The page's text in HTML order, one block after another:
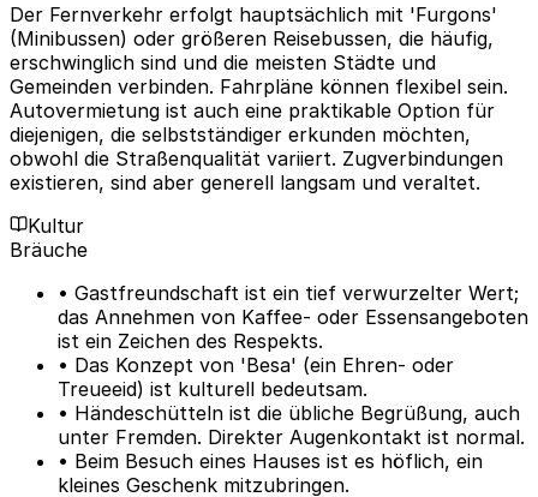
Der Fernverkehr erfolgt hauptsächlich mit 'Furgons'
(Minibussen) oder größeren Reisebussen, die häufig,
erschwinglich sind und die meisten Städte und
Gemeinden verbinden. Fahrpläne können flexibel sein.
Autovermietung ist auch eine praktikable Option für
diejenigen, die selbstständiger erkunden möchten,
obwohl die Straßenqualität variiert. Zugverbindungen
existieren, sind aber generell langsam und veraltet.
Kultur
Bräuche
• Gastfreundschaft ist ein tief verwurzelter Wert;
das Annehmen von Kaffee- oder Essensangeboten
ist ein Zeichen des Respekts.
• Das Konzept von 'Besa' (ein Ehren- oder
Treueeid) ist kulturell bedeutsam.
• Händeschütteln ist die übliche Begrüßung, auch
unter Fremden. Direkter Augenkontakt ist normal.
• Beim Besuch eines Hauses ist es höflich, ein
kleines Geschenk mitzubringen.